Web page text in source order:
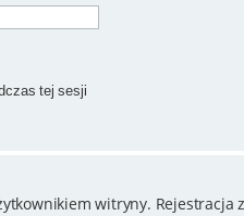
tej sesji
witryny.